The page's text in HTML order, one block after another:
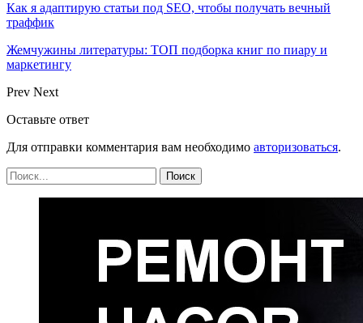
Как я адаптирую статьи под SEO, чтобы получать вечный
траффик
Жемчужины литературы: ТОП подборка книг по пиару и
маркетингу
Prev Next
Оставьте ответ
Для отправки комментария вам необходимо авторизоваться.